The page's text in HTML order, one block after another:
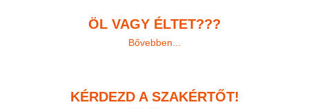
ÖL VAGY ÉLTET???
Bővebben...
KÉRDEZD A SZAKÉRTŐT!